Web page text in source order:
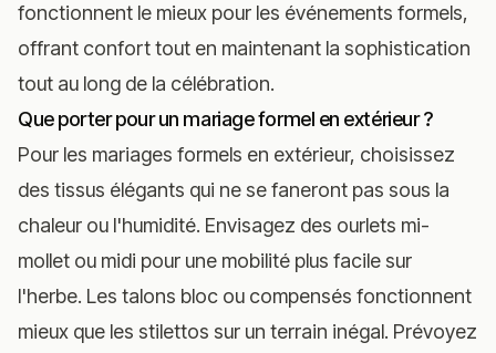
fonctionnent le mieux pour les événements formels,
offrant confort tout en maintenant la sophistication
tout au long de la célébration.
Que porter pour un mariage formel en extérieur ?
Pour les mariages formels en extérieur, choisissez
des tissus élégants qui ne se faneront pas sous la
chaleur ou l'humidité. Envisagez des ourlets mi-
mollet ou midi pour une mobilité plus facile sur
l'herbe. Les talons bloc ou compensés fonctionnent
mieux que les stilettos sur un terrain inégal. Prévoyez